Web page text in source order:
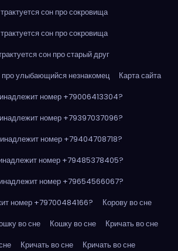
сон про сокровища
сон про сокровища
сон про старый друг
про улыбающийся незнакомец
Карта сайта
номер +79006413304?
номер +79397037096?
номер +79404708718?
номер +79485378405?
номер +79654566067?
номер +79700484166?
Корову во сне
во сне Кошку во сне
Кричать во сне
Кричать во сне
Кричать во сне